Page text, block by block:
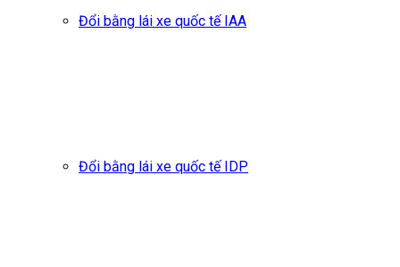
Đổi bằng lái xe quốc tế IAA
Đổi bằng lái xe quốc tế IDP